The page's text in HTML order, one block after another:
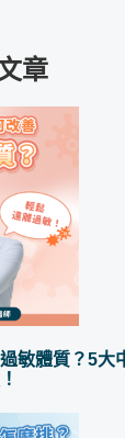
章
敏體質？5大